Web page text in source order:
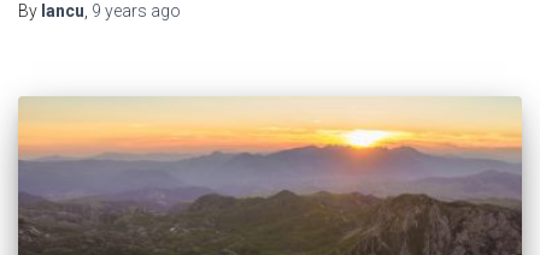
By Iancu 9 years ago